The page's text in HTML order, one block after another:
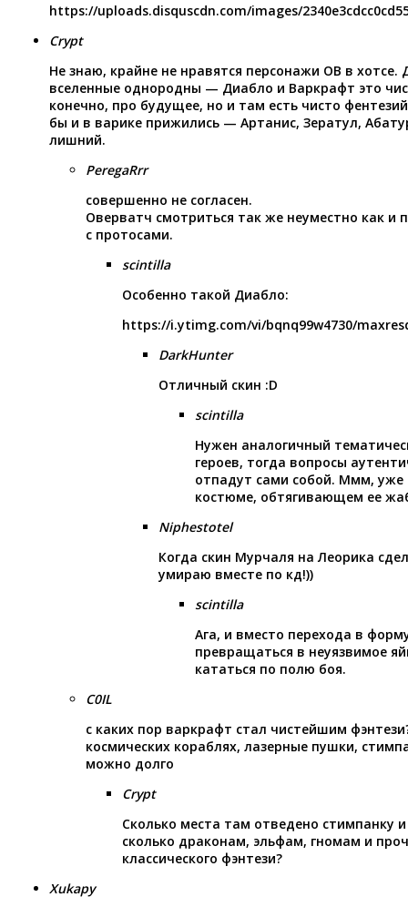
https://uploads.disquscdn.com/images/
Crypt
Не знаю, крайне не нравятся персонажи ОВ в хотсе.
вселенные однородны — Диабло и Варкрафт это
конечно, про будущее, но и там есть чисто
бы и в варике прижились — Артанис, Зератул,
лишний.
PeregaRrr
совершенно не согласен.
Оверватч смотриться так же неуместно как и
с протосами.
scintilla
Особенно такой Диабло:
https://i.ytimg.com/vi/bqnq99w4730/
DarkHunter
Отличный скин :D
scintilla
Нужен аналогичный
героев, тогда вопросы
отпадут сами собой. Ммм,
костюме, обтягивающем ее
Niphestotel
Когда скин Мурчаля на Леорика
умираю вместе по кд!))
scintilla
Ага, и вместо перехода в
превращаться в неуязвимое
кататься по полю боя.
C0IL
с каких пор варкрафт стал чистейшим
космических кораблях, лазерные пушки,
можно долго
Crypt
Сколько места там отведено стимпанку
сколько драконам, эльфам, гномам и
классического фэнтези?
Xukapy